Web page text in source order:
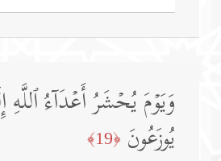
وَیَوۡمَ یُحۡشَرُ أَعۡدَاۤءُ ٱللَّهِ
یُوزَعُونَ ﴿19﴾